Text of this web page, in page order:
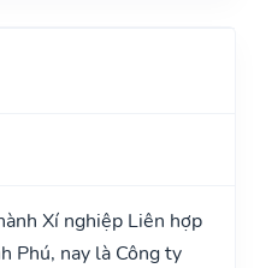
Xí nghiệp Liên hợp
Phú, nay là Công ty